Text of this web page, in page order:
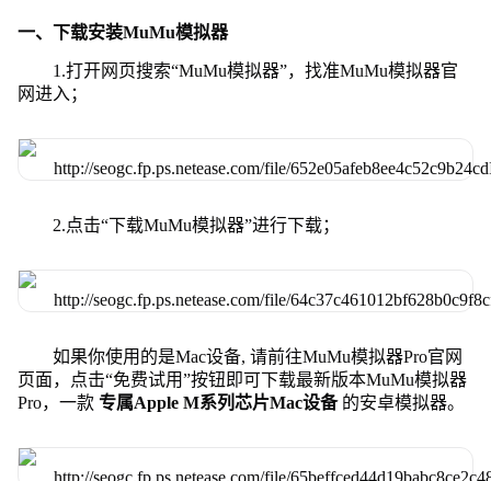
一、下载安装MuMu模拟器
1.打开网页搜索“MuMu模拟器”，找准MuMu模拟器官
网进入；
2.点击“下载MuMu模拟器”进行下载；
如果你使用的是Mac设备, 请前往MuMu模拟器Pro官网
页面，点击“免费试用”按钮即可下载最新版本MuMu模拟器
Pro，一款 专属Apple M系列芯片Mac设备 的安卓模拟器。